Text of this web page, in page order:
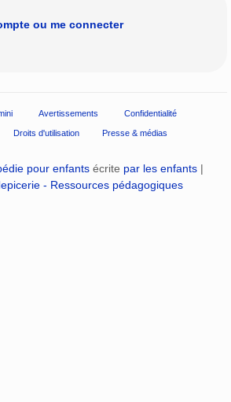
ou me connecter
Avertissements Confidentialité
Droits d'utilisation Presse & médias
pour enfants écrite par les enfants |
- Ressources pédagogiques